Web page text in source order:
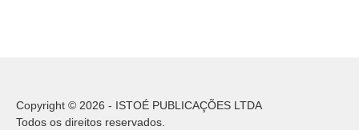
Copyright © 2026 - ISTOÉ PUBLICAÇÕES LTDA
Todos os direitos reservados.